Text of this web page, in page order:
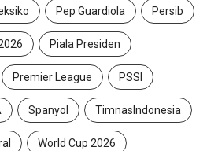
Pep Guardiola Persib
Piala Presiden
Premier League PSSI
Spanyol TimnasIndonesia
World Cup 2026